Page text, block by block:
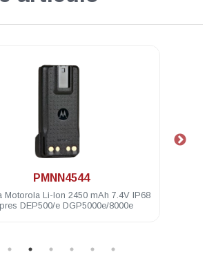
.
PMNN4544
Motorola Li-Ion 2450 mAh 7.4V IP68
DEP500/e DGP5000e/8000e